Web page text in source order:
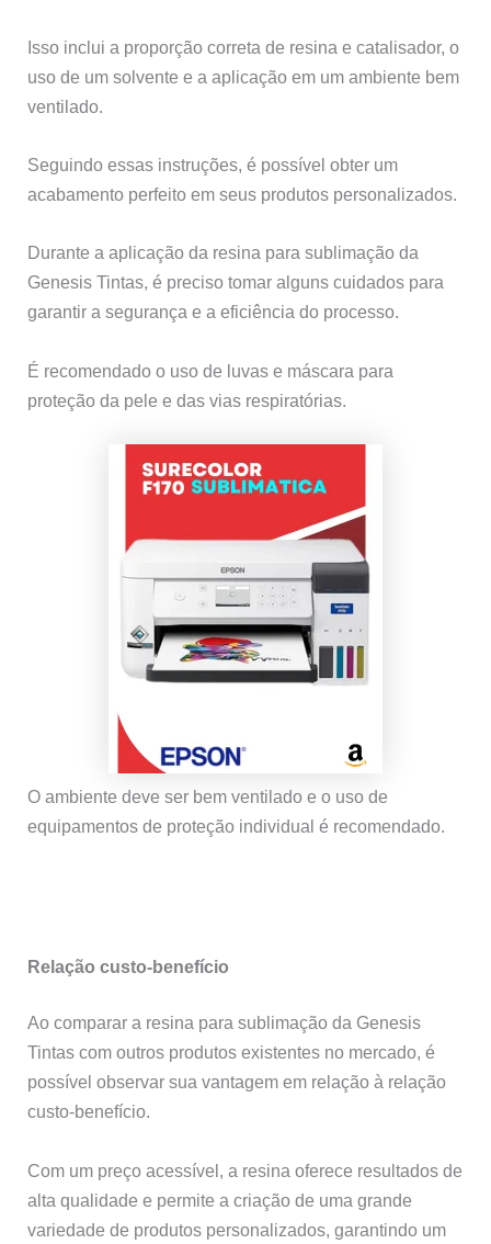
Isso inclui a proporção correta de resina e catalisador, o
uso de um solvente e a aplicação em um ambiente bem
ventilado.
Seguindo essas instruções, é possível obter um
acabamento perfeito em seus produtos personalizados.
Durante a aplicação da resina para sublimação da
Genesis Tintas, é preciso tomar alguns cuidados para
garantir a segurança e a eficiência do processo.
É recomendado o uso de luvas e máscara para
proteção da pele e das vias respiratórias.
O ambiente deve ser bem ventilado e o uso de
equipamentos de proteção individual é recomendado.
Relação custo-benefício
Ao comparar a resina para sublimação da Genesis
Tintas com outros produtos existentes no mercado, é
possível observar sua vantagem em relação à relação
custo-benefício.
Com um preço acessível, a resina oferece resultados de
alta qualidade e permite a criação de uma grande
variedade de produtos personalizados, garantindo um